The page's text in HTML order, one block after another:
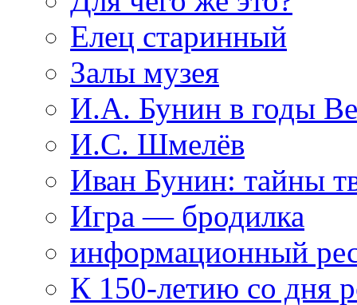
Елец старинный
Залы музея
И.А. Бунин в годы
И.С. Шмелёв
Иван Бунин: тайны
Игра — бродилка
информационный
К 150-летию со дня